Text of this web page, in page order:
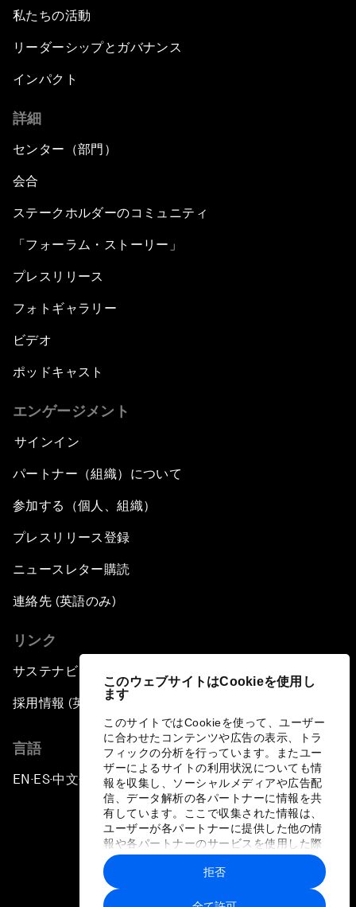
このウェブサイトはCookieを使用し
ます
このサイトではCookieを使って、ユーザー
に合わせたコンテンツや広告の表示、トラ
フィックの分析を行っています。またユー
ザーによるサイトの利用状況についても情
報を収集し、ソーシャルメディアや広告配
信、データ解析の各パートナーに情報を共
有しています。ここで収集された情報は、
ユーザーが各パートナーに提供した他の情
報や各パートナーのサービスを使用した際
に収集された情報と組み合わされ、各パー
トナーによって使用されることがありま
す。
拒否
私たちの活動
リーダーシップとガバナンス
インパクト
詳細
センター（部門）
会合
ステークホルダーのコミュニティ
「フォーラム・ストーリー」
プレスリリース
フォトギャラリー
ビデオ
ポッドキャスト
エンゲージメント
サインイン
パートナー（組織）について
参加する（個人、組織）
プレスリリース登録
ニュースレター購読
連絡先 (英語のみ)
リンク
サステナビリティへの取り組み
採用情報 (英語のみ)
言語
EN ▪ES▪中文▪ 日本語
プライバシーポリシーと利用規約